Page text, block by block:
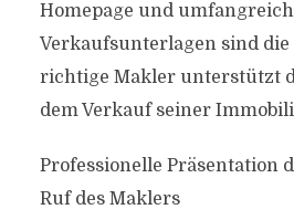
Homepage und
Verkaufsunterlagen sind die
richtige Makler unterstützt
dem Verkauf seiner
Professionelle Präsentation
Ruf des Maklers